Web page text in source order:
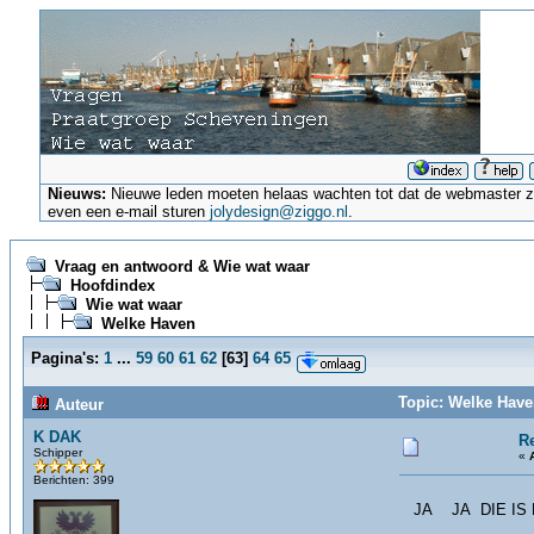
Nieuws: Nieuwe leden moeten helaas wachten tot dat de
even een e-mail sturenjolydesign@ziggo.nl .
Vraag en antwoord & Wie wat waar
Hoofdindex
Wie wat waar
Welke Haven
Pagina's: 1 ... 59 60 61 62 [63] 64 65
Auteur
Topic: Welke
K DAK
Schipper
Berichten: 399
«
JA JA DIE IS